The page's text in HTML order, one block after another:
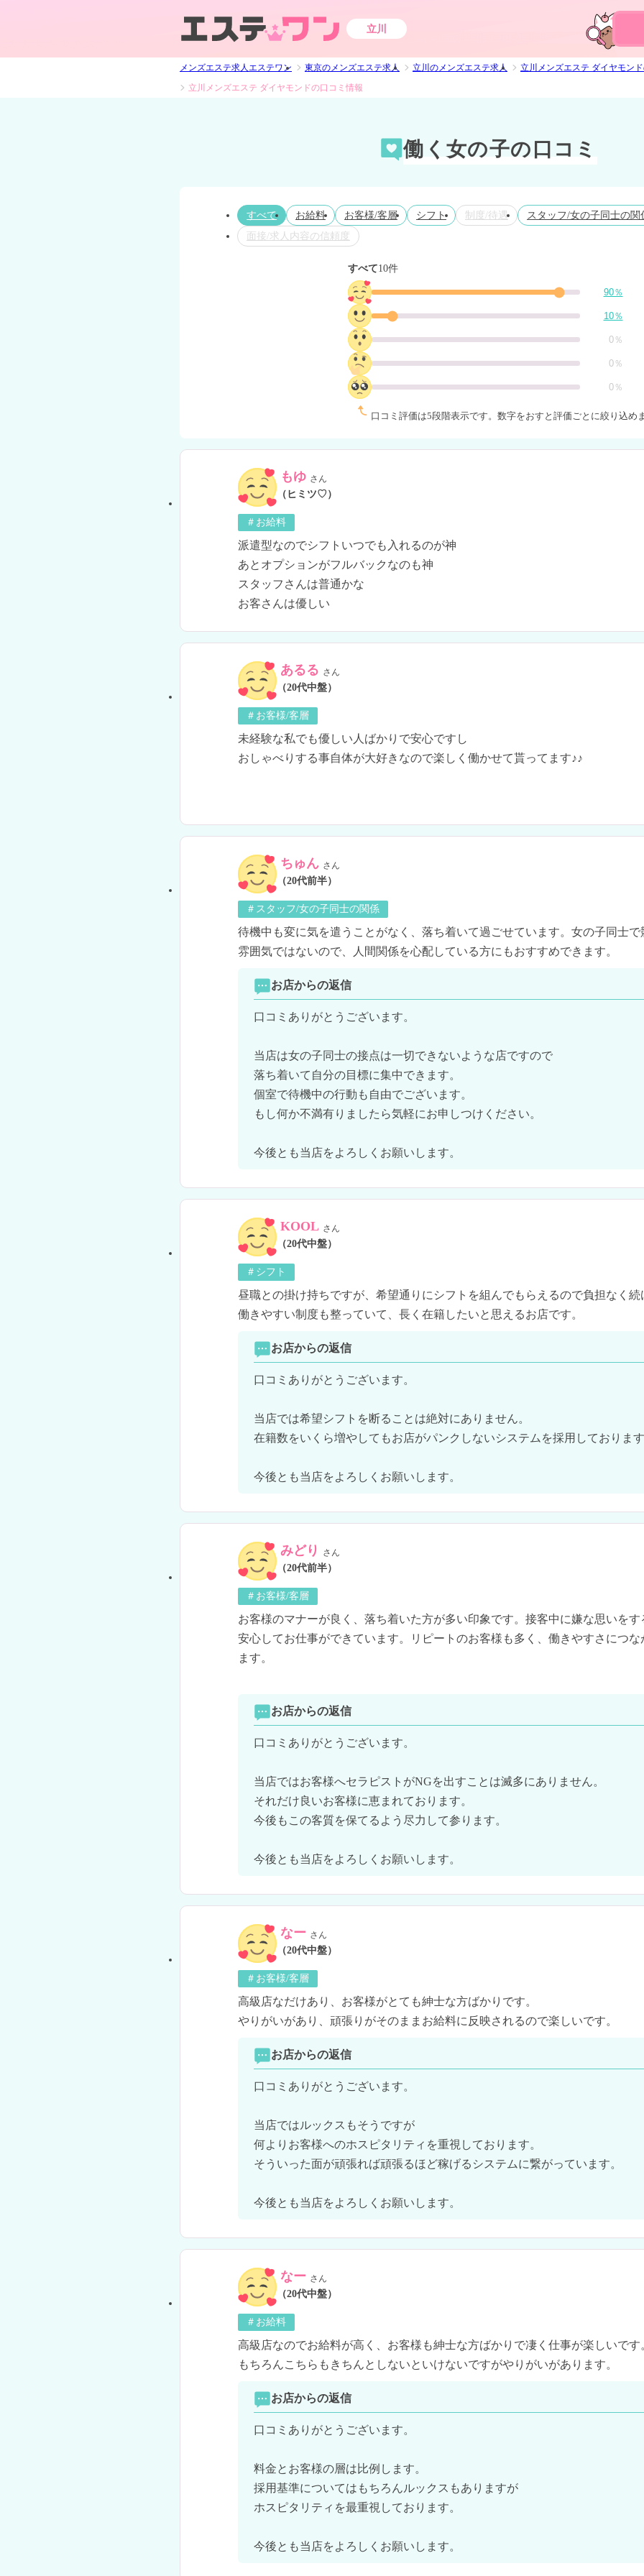
立川
メンズエステ求人エステワン 東京のメンズエステ求人 立川のメンズエステ求人
立川メンズエステ ダイヤモン
立川メンズエステ ダイヤモンドの口コミ情報
働く女の子の口コミ
すべて お給料 お客様/客層 シフト 制度/待遇
スタッフ/女の子同士の関
面接/求人内容の信頼度
すべて10件
90％
10％
0％
0％
0％
口コミ評価は5段階表示です。 数字をおすと評価ごとに絞り込めま
もゆ さん
（ヒミツ♡）
＃お給料
派遣型なのでシフトいつでも入れるのが神
あとオプションがフルバックなのも神
スタッフさんは普通かな
あるる さん
（20代中盤）
＃お客様/客層
未経験な私でも優しい人ばかりで安心ですし
おしゃべりする事自体が大好きなので楽しく働かせて貰ってます♪♪
ちゅん さん
（20代前半）
＃スタッフ/女の子同士の関係
待機中も変に気を遣うことがなく、落ち着いて過ごせています。女の子同士で
雰囲気ではないので、人間関係を心配している方にもおすすめできます。
お店からの返信
口コミありがとうございます。
当店は女の子同士の接点は一切できないような店ですので
落ち着いて自分の目標に集中できます。
個室で待機中の行動も自由でございます。
もし何か不満有りましたら気軽にお申しつけください。
今後とも当店をよろしくお願いします。
KOOL さん
（20代中盤）
＃シフト
昼職との掛け持ちですが、希望通りにシフトを組んでもらえるので負担なく続
働きやすい制度も整っていて、長く在籍したいと思えるお店です。
お店からの返信
口コミありがとうございます。
当店では希望シフトを断ることは絶対にありません。
在籍数をいくら増やしてもお店がパンクしないシステムを採用しております
今後とも当店をよろしくお願いします。
みどり さん
（20代前半）
＃お客様/客層
お客様のマナーが良く、落ち着いた方が多い印象です。接客中に嫌な思いをす
安心してお仕事ができています。リピートのお客様も多く、働きやすさにつな
ます。
お店からの返信
口コミありがとうございます。
当店ではお客様へセラピストがNGを出すことは滅多にありません。
それだけ良いお客様に恵まれております。
今後もこの客質を保てるよう尽力して参ります。
今後とも当店をよろしくお願いします。
なー さん
（20代中盤）
＃お客様/客層
高級店なだけあり、お客様がとても紳士な方ばかりです。
やりがいがあり、頑張りがそのままお給料に反映されるので楽しいです。
お店からの返信
口コミありがとうございます。
当店ではルックスもそうですが
何よりお客様へのホスピタリティを重視しております。
そういった面が頑張れば頑張るほど稼げるシステムに繋がっています。
今後とも当店をよろしくお願いします。
なー さん
（20代中盤）
＃お給料
高級店なのでお給料が高く、お客様も紳士な方ばかりで凄く仕事が楽しいです
もちろんこちらもきちんとしないといけないですがやりがいがあります。
お店からの返信
口コミありがとうございます。
料金とお客様の層は比例します。
採用基準についてはもちろんルックスもありますが
ホスピタリティを最重視しております。
今後とも当店をよろしくお願いします。